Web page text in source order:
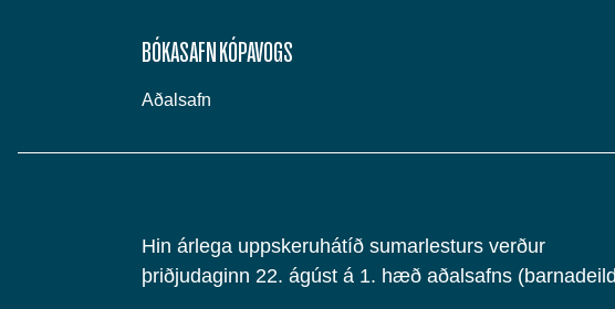
BÓKASAFN KÓPAVOGS
Aðalsafn
Hin árlega uppskeruhátíð sumarlesturs verður
þriðjudaginn 22. ágúst á 1. hæð aðalsafns